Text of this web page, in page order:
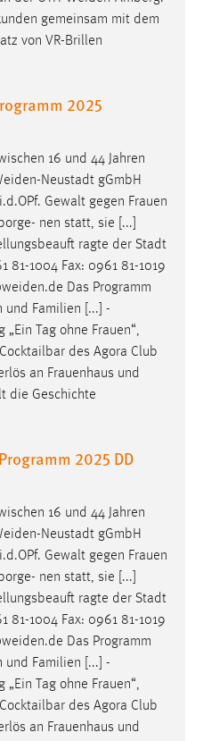
gemeinsam mit dem
von VR-Brillen
2025
16 und 44 Jahren
Neustadt gGmbH
i.d.OPf. Gewalt gegen Frauen
nen statt, sie [...]
ragte der Stadt
81-1004 Fax: 0961 81-1019
Das Programm
und Familien [...] -
Tag ohne Frauen“,
des Agora Club
an Frauenhaus und
die Geschichte
2025 DD
16 und 44 Jahren
Neustadt gGmbH
i.d.OPf. Gewalt gegen Frauen
nen statt, sie [...]
ragte der Stadt
81-1004 Fax: 0961 81-1019
Das Programm
und Familien [...] -
Tag ohne Frauen“,
des Agora Club
an Frauenhaus und